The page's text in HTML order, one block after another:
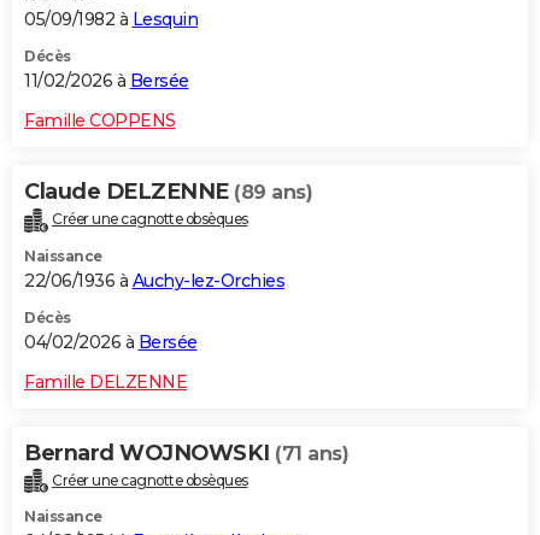
05/09/1982 à Lesquin
Décès
11/02/2026 à Bersée
Famille COPPENS
Claude DELZENNE (89 ans)
Créer une cagnotte obsèques
Naissance
22/06/1936 à Auchy-lez-Orchies
Décès
04/02/2026 à Bersée
Famille DELZENNE
Bernard WOJNOWSKI (71 ans)
Créer une cagnotte obsèques
Naissance